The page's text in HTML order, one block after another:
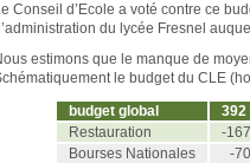
Conseil d’Ecole a voté contre ce
du lycée Fresnel
estimons que le manque de
le budget du CLE
budget global
392
Restauration
-167
Bourses Nationales
-70